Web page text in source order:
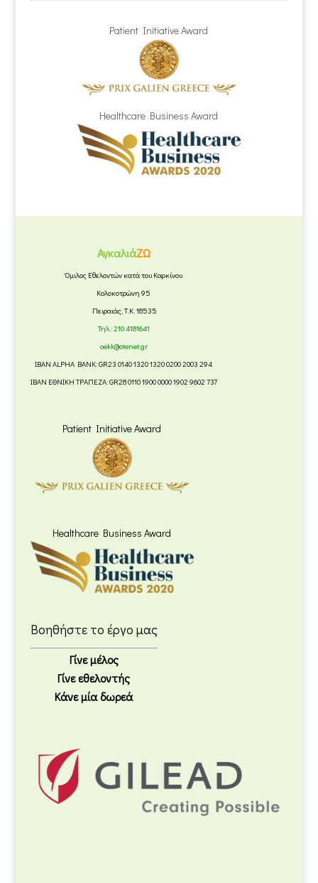
Patient Initiative Award
Healthcare Business Award
ΑγκαλιάΖΩ
Όμιλος Εθελοντών κατά του Καρκίνου
Κολοκοτρώνη 95
Πειραιάς, Τ.Κ. 18535
Τηλ.:210 4181641
oekk@otenet.gr
IBAN ALPHA BANK: GR23 0140 1320 1320 0200 2003 294
IBAN ΕΘΝΙΚΗ ΤΡΑΠΕΖΑ: GR28 0110 1900 0000 1902 9602 737
Patient Initiative Award
Healthcare Business Award
Βοηθήστε το έργο μας
Γίνε μέλος
Γίνε εθελοντής
Κάνε μία δωρεά